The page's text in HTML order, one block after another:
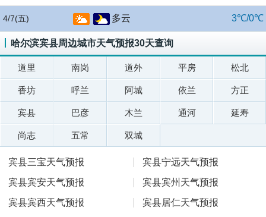
4/7(五) 多云 3℃/0℃
哈尔滨宾县周边城市天气预报30天查询
道里 南岗 道外 平房 松北
香坊 呼兰 阿城 依兰 方正
宾县 巴彦 木兰 通河 延寿
尚志 五常 双城
宾县三宝天气预报
宾县宁远天气预报
宾县宾安天气预报
宾县宾州天气预报
宾县宾西天气预报
宾县居仁天气预报